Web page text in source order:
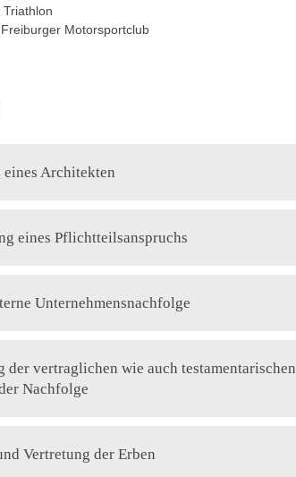
Motorsportclub
eines Architekten
eines Pflichtteilsanspruchs
Unternehmensnachfolge
der vertraglichen wie auch testamentarischen
Nachfolge
Vertretung der Erben